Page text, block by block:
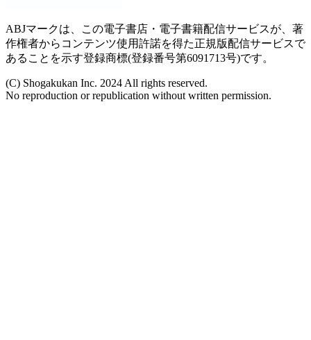
ABJマークは、この電子書店・電子書籍配信サービスが、著
作権者からコンテンツ使用許諾を得た正規版配信サービスで
あることを示す登録商標(登録番号第6091713号)です。
(C) Shogakukan Inc. 2024 All rights reserved.
No reproduction or republication without written permission.